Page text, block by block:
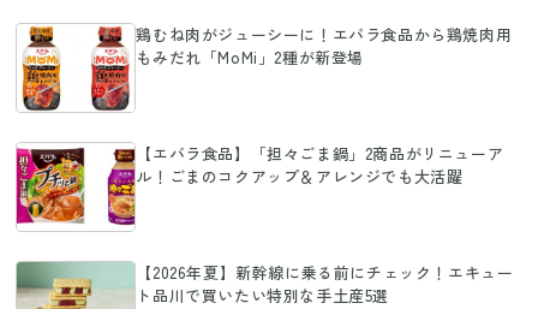
鶏むね肉がジューシーに！エバラ食品から鶏焼肉用
もみだれ「MoMi」2種が新登場
【エバラ食品】「担々ごま鍋」2商品がリニューア
ル！ごまのコクアップ＆アレンジでも大活躍
【2026年夏】新幹線に乗る前にチェック！エキュー
ト品川で買いたい特別な手土産5選